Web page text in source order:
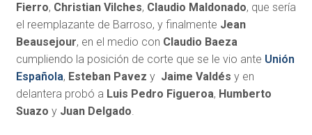
Fierro, Christian Vilches, Claudio Maldonado, que sería
el reemplazante de Barroso, y finalmente Jean
Beausejour, en el medio con Claudio Baeza
cumpliendo la posición de corte que se le vio ante Unión
Española, Esteban Pavez y Jaime Valdés y en
delantera probó a Luis Pedro Figueroa, Humberto
Suazo y Juan Delgado.